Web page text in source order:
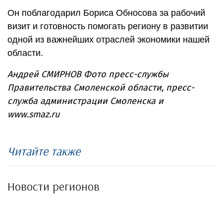
Он поблагодарил Бориса Обносова за рабочий
визит и готовность помогать региону в развитии
одной из важнейших отраслей экономики нашей
области.
Андрей СМИРНОВ Фото пресс-службы
Правительства Смоленской области, пресс-
служба администрации Смоленска и
www.smaz.ru
Читайте также
Новости регионов